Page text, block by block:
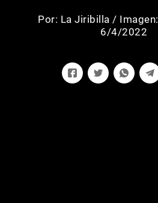
Por: La Jiribilla / Imagen:
6/4/2022